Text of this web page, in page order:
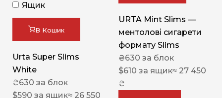
Ящик
В Кошик
Urta Super Slims
White
₴630 за блок
$590 за ящик≈ 26 550
URTA Mint Slims —
ментолові сигарети
формату Slims
₴630 за блок
$610 за ящик≈ 27 450
₴